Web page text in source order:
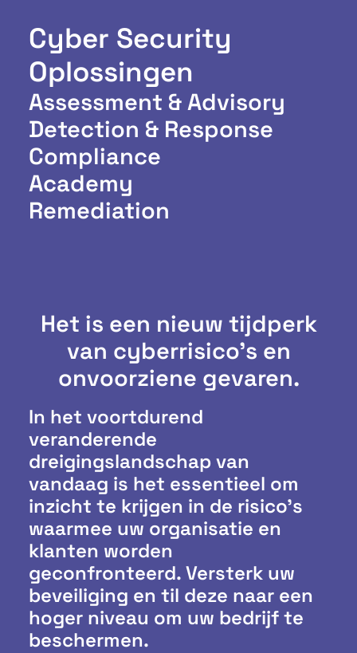
Cyber Security
Oplossingen
Assessment & Advisory
Detection & Response
Compliance
Academy
Remediation
Het is een nieuw tijdperk
van cyberrisico's en
onvoorziene gevaren.
In het voortdurend
veranderende
dreigingslandschap van
vandaag is het essentieel om
inzicht te krijgen in de risico’s
waarmee uw organisatie en
klanten worden
geconfronteerd. Versterk uw
beveiliging en til deze naar een
hoger niveau om uw bedrijf te
beschermen.